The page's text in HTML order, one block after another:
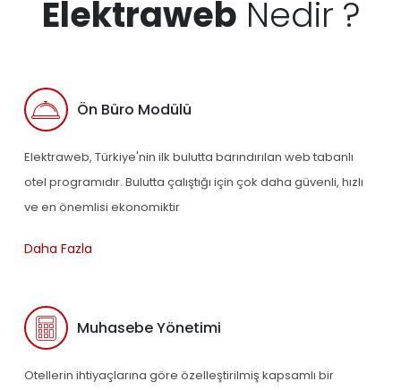
Elektraweb Nedir ?
Ön Büro Modülü
Elektraweb, Türkiye'nin ilk bulutta barındırılan web tabanlı
otel programıdır. Bulutta çalıştığı için çok daha güvenli, hızlı
ve en önemlisi ekonomiktir
Daha Fazla
Muhasebe Yönetimi
Otellerin ihtiyaçlarına göre özelleştirilmiş kapsamlı bir